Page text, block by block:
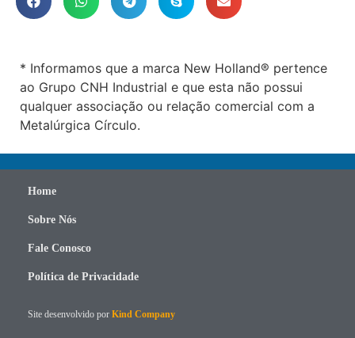
* Informamos que a marca New Holland® pertence
ao Grupo CNH Industrial e que esta não possui
qualquer associação ou relação comercial com a
Metalúrgica Círculo.
Home
Sobre Nós
Fale Conosco
Política de Privacidade
Site desenvolvido por Kind Company